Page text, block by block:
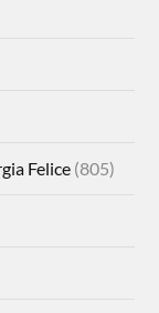
Felice (805)